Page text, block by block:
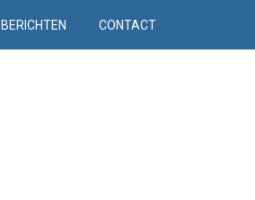
BERICHTEN CONTACT